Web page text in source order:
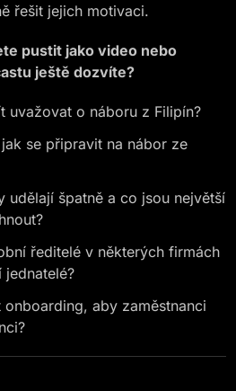
řešit jejich motivaci.
pustit jako video nebo
ještě dozvíte?
uvažovat o náboru z Filipín?
se připravit na nábor ze
udělají špatně a co jsou největší
ředitelé v některých firmách
jednatelé?
aby zaměstnanci